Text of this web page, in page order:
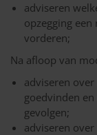
adviseren
opzegging een
vorderen;
Na afloop van
adviseren
goedvinden
gevolgen;
adviseren